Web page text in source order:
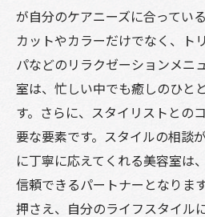
が自分のケアニーズに合ってい
カットやカラーだけでなく、ト
パなどのリラクゼーションメニ
室は、忙しい中でも癒しのひと
す。さらに、スタイリストとの
要な要素です。スタイルの相談
に丁寧に応えてくれる美容室は
信頼できるパートナーとなりま
押さえ、自分のライフスタイル